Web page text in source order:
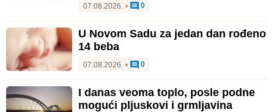
07.08.2026. • 0
U Novom Sadu za jedan dan rođeno
14 beba
07.08.2026. • 0
I danas veoma toplo, posle podne
mogući pljuskovi i grmljavina